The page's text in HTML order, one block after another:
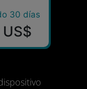
30 días
US$